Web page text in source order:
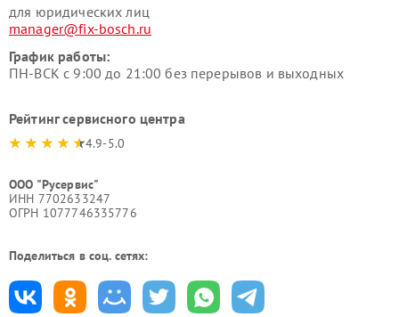
для юридических лиц
manager@fix-bosch.ru
График работы:
ПН-ВСК с 9:00 до 21:00 без перерывов и выходных
Рейтинг сервисного центра
4.9-5.0
ООО "Русервис"
ИНН 7702633247
ОГРН 1077746335776
Поделиться в соц. сетях: